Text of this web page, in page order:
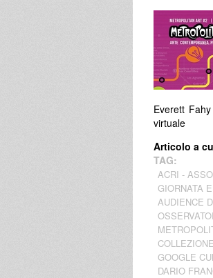
Everett
virtuale
Articolo a
TAG:
ACRI -
GIORNATA
AUDIENCE
GOOGLE
DARIO